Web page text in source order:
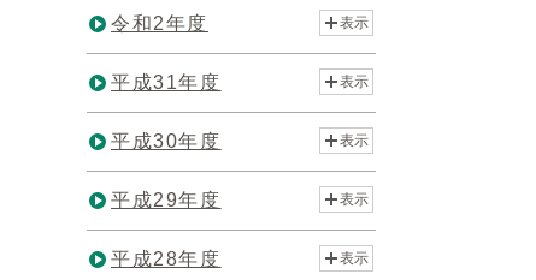
令和2年度 表示
平成31年度 表示
平成30年度 表示
平成29年度 表示
平成28年度 表示